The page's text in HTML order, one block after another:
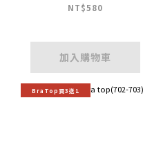
NT$580
加入購物車
BraTop買3送1